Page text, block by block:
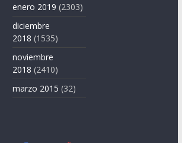
enero 2019 (2303)
diciembre
2018 (1535)
noviembre
2018 (2410)
marzo 2015 (32)